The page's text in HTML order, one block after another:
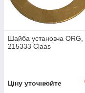
Шайба установча ORG,
215333 Claas
Ціну уточнюйте